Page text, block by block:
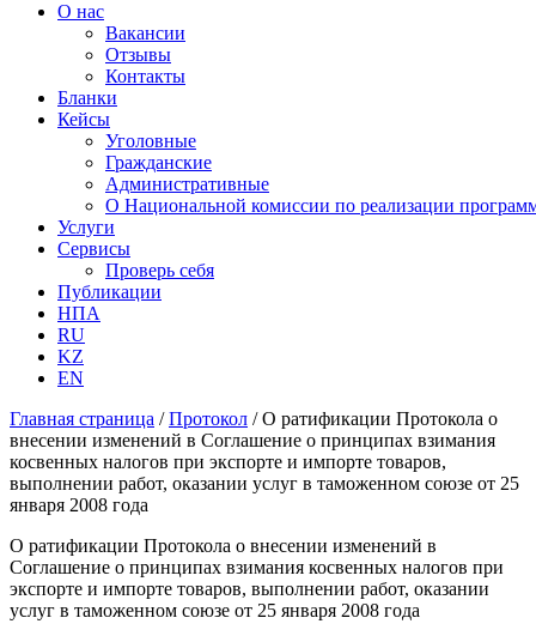
О нас
Вакансии
Отзывы
Контакты
Бланки
Кейсы
Уголовные
Гражданские
Административные
О Национальной комиссии по реализации
Услуги
Сервисы
Проверь себя
Публикации
НПА
RU
KZ
EN
Главная страница /Протокол /О ратификации Протокола о
внесении изменений в Соглашение о принципах взимания
косвенных налогов при экспорте и импорте товаров,
выполнении работ, оказании услуг в таможенном союзе от 25
января 2008 года
О ратификации Протокола о внесении изменений в
Соглашение о принципах взимания косвенных налогов при
экспорте и импорте товаров, выполнении работ, оказании
услуг в таможенном союзе от 25 января 2008 года